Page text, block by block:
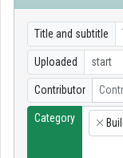
Log In
Organization
Categories
Title and subtitle
Uploaded
Contributor
Category
×